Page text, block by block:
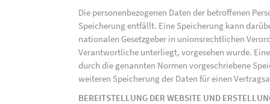
Die personenbezogenen Daten der betroffenen
Speicherung entfällt. Eine Speicherung kann
nationalen Gesetzgeber in unionsrechtlichen
Verantwortliche unterliegt, vorgesehen wurde.
durch die genannten Normen vorgeschriebene
weiteren Speicherung der Daten für einen
BEREITSTELLUNG DER WEBSITE UND